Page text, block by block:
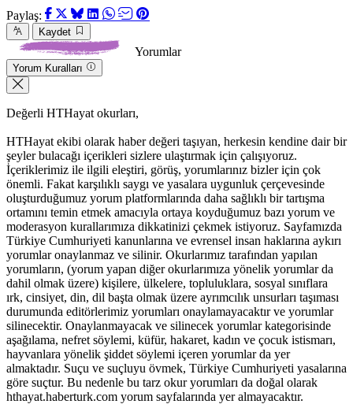
Paylaş:
Kaydet
Yorumlar
Yorum Kuralları
Değerli HTHayat okurları,
HTHayat ekibi olarak haber değeri taşıyan, herkesin kendine dair bir
şeyler bulacağı içerikleri sizlere ulaştırmak için çalışıyoruz.
İçeriklerimiz ile ilgili eleştiri, görüş, yorumlarınız bizler için çok
önemli. Fakat karşılıklı saygı ve yasalara uygunluk çerçevesinde
oluşturduğumuz yorum platformlarında daha sağlıklı bir tartışma
ortamını temin etmek amacıyla ortaya koyduğumuz bazı yorum ve
moderasyon kurallarımıza dikkatinizi çekmek istiyoruz. Sayfamızda
Türkiye Cumhuriyeti kanunlarına ve evrensel insan haklarına aykırı
yorumlar onaylanmaz ve silinir. Okurlarımız tarafından yapılan
yorumların, (yorum yapan diğer okurlarımıza yönelik yorumlar da
dahil olmak üzere) kişilere, ülkelere, topluluklara, sosyal sınıflara
ırk, cinsiyet, din, dil başta olmak üzere ayrımcılık unsurları taşıması
durumunda editörlerimiz yorumları onaylamayacaktır ve yorumlar
silinecektir. Onaylanmayacak ve silinecek yorumlar kategorisinde
aşağılama, nefret söylemi, küfür, hakaret, kadın ve çocuk istismarı,
hayvanlara yönelik şiddet söylemi içeren yorumlar da yer
almaktadır. Suçu ve suçluyu övmek, Türkiye Cumhuriyeti yasalarına
göre suçtur. Bu nedenle bu tarz okur yorumları da doğal olarak
hthayat.haberturk.com yorum sayfalarında yer almayacaktır.